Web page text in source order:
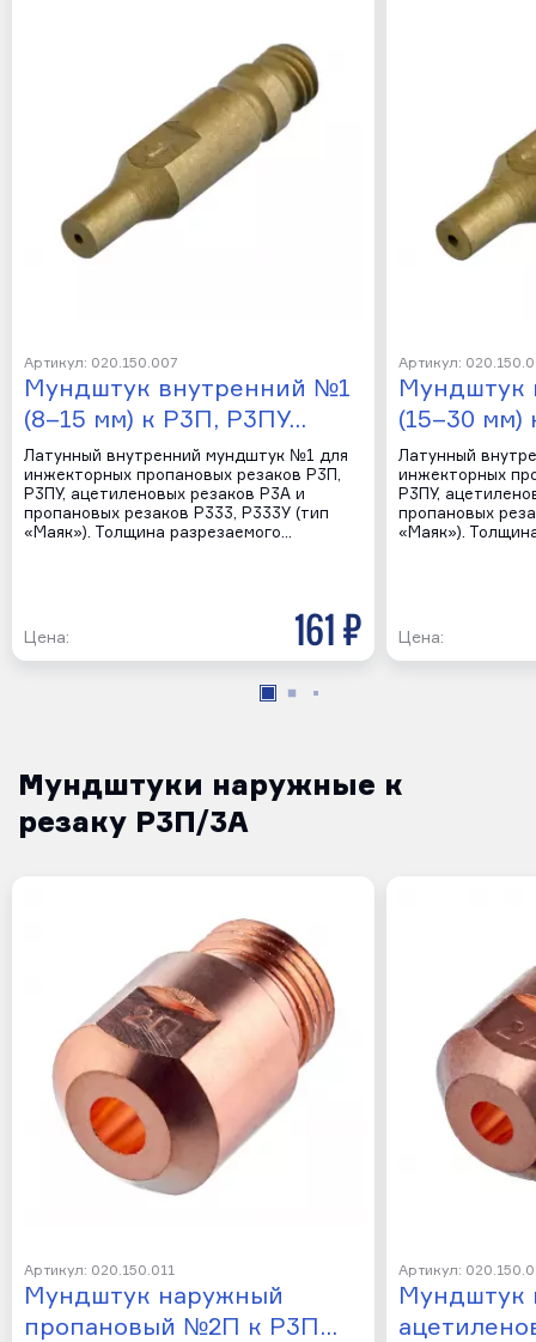
Артикул: 020.150.007
Мундштук внутренний №1
(8–15 мм) к Р3П, Р3ПУ…
Латунный внутренний мундштук №1 для
инжекторных пропановых резаков Р3П,
Р3ПУ, ацетиленовых резаков Р3А и
пропановых резаков Р333, Р333У (тип
«Маяк»). Толщина разрезаемого…
Цена: 161 р
Артикул:
Мундштук
(15–30
Латунный
инжекторных
Р3ПУ,
пропановых
«Маяк»).
Цена:
Мундштуки наружные к
резаку Р3П/3А
Артикул: 020.150.011
Мундштук наружный
пропановый №2П к Р3П…
Артикул:
Мундштук